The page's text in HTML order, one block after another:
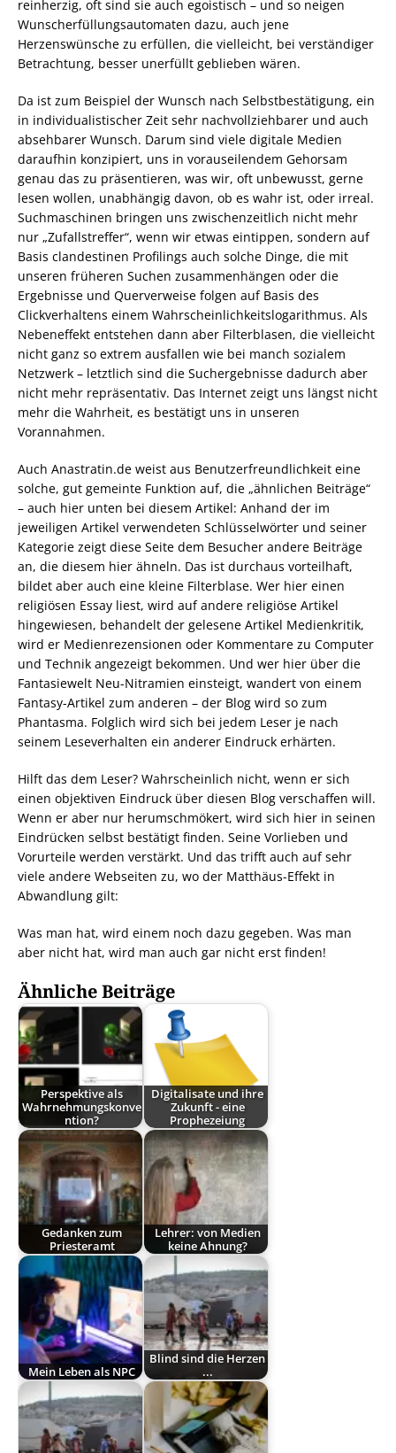
reinherzig, oft sind sie auch egoistisch – und so neigen
Wunscherfüllungsautomaten dazu, auch jene
Herzenswünsche zu erfüllen, die vielleicht, bei verständiger
Betrachtung, besser unerfüllt geblieben wären.
Da ist zum Beispiel der Wunsch nach Selbstbestätigung, ein
in individualistischer Zeit sehr nachvollziehbarer und auch
absehbarer Wunsch. Darum sind viele digitale Medien
daraufhin konzipiert, uns in vorauseilendem Gehorsam
genau das zu präsentieren, was wir, oft unbewusst, gerne
lesen wollen, unabhängig davon, ob es wahr ist, oder irreal.
Suchmaschinen bringen uns zwischenzeitlich nicht mehr
nur „Zufallstreffer“, wenn wir etwas eintippen, sondern auf
Basis clandestinen Profilings auch solche Dinge, die mit
unseren früheren Suchen zusammenhängen oder die
Ergebnisse und Querverweise folgen auf Basis des
Clickverhaltens einem Wahrscheinlichkeitslogarithmus. Als
Nebeneffekt entstehen dann aber Filterblasen, die vielleicht
nicht ganz so extrem ausfallen wie bei manch sozialem
Netzwerk – letztlich sind die Suchergebnisse dadurch aber
nicht mehr repräsentativ. Das Internet zeigt uns längst nicht
mehr die Wahrheit, es bestätigt uns in unseren
Vorannahmen.
Auch Anastratin.de weist aus Benutzerfreundlichkeit eine
solche, gut gemeinte Funktion auf, die „ähnlichen Beiträge“
– auch hier unten bei diesem Artikel: Anhand der im
jeweiligen Artikel verwendeten Schlüsselwörter und seiner
Kategorie zeigt diese Seite dem Besucher andere Beiträge
an, die diesem hier ähneln. Das ist durchaus vorteilhaft,
bildet aber auch eine kleine Filterblase. Wer hier einen
religiösen Essay liest, wird auf andere religiöse Artikel
hingewiesen, behandelt der gelesene Artikel Medienkritik,
wird er Medienrezensionen oder Kommentare zu Computer
und Technik angezeigt bekommen. Und wer hier über die
Fantasiewelt Neu-Nitramien einsteigt, wandert von einem
Fantasy-Artikel zum anderen – der Blog wird so zum
Phantasma. Folglich wird sich bei jedem Leser je nach
seinem Leseverhalten ein anderer Eindruck erhärten.
Hilft das dem Leser? Wahrscheinlich nicht, wenn er sich
einen objektiven Eindruck über diesen Blog verschaffen will.
Wenn er aber nur herumschmökert, wird sich hier in seinen
Eindrücken selbst bestätigt finden. Seine Vorlieben und
Vorurteile werden verstärkt. Und das trifft auch auf sehr
viele andere Webseiten zu, wo der Matthäus-Effekt in
Abwandlung gilt:
Was man hat, wird einem noch dazu gegeben. Was man
aber nicht hat, wird man auch gar nicht erst finden!
Ähnliche Beiträge
Perspektive als
Wahrnehmungskonve
ntion?
Digitalisate und ihre
Zukunft - eine
Prophezeiung
Gedanken zum
Priesteramt
Lehrer: von Medien
keine Ahnung?
Mein Leben als NPC
Blind sind die Herzen
...